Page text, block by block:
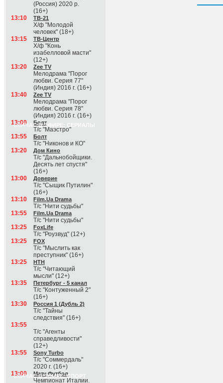
(Россия) 2020 р.
(16+)
13:10
ТВ-21
Х/ф "Молодой
человек" (18+)
13:15
ТВ-Центр
Х/ф "Конь
изабелловой масти"
(12+)
13:20
Zee TV
Мелодрама "Порог
любви. Серия 77"
(Индия) 2016 г. (16+)
13:40
Zee TV
Мелодрама "Порог
любви. Серия 78"
(Индия) 2016 г. (16+)
СЕЙЧАС В ЭФИРЕ: СЕРИАЛЫ
13:00 Болт
Т/с "Маэстро"
13:55
Болт
Т/с "Никонов и КО"
13:20
Дом Кино
Т/с "Дальнобойщики.
Десять лет спустя"
(16+)
13:00
Доверие
Т/с "Сыщик Путилин"
(16+)
13:10
Film.Ua Drama
Т/с "Нити судьбы"
13:55
Film.Ua Drama
Т/с "Нити судьбы"
13:25
FoxLife
Т/с "Роузвуд" (12+)
13:25
FOX
Т/с "Мыслить как
преступник" (16+)
13:25
НТН
Т/с "Читающий
мысли" (12+)
13:35
Петербург - 5 канал
Т/с "Контуженный 2"
(16+)
13:30
Россия 1 (Дубль 2)
Т/с "Тайны
следствия" (16+)
13:55
Т/с "Агенты
справедливости"
(12+)
13:55
Sony Turbo
Т/с "Соммердаль"
2020 г. (16+)
СЕЙЧАС В ЭФИРЕ: СПОРТ
13:00 Матч Футбол
Чемпионат Италии.